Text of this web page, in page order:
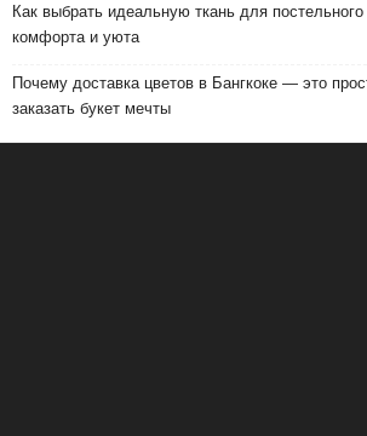
Как выбрать идеальную ткань для
комфорта и уюта
Почему доставка цветов в Бангкоке — это
заказать букет мечты